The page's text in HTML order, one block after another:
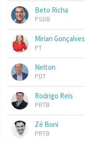
Beto Richa
PSDB
Mirian Gonçalves
PT
Nelton
PDT
Rodrigo Reis
PRTB
Zé Boni
PRTB